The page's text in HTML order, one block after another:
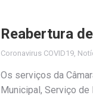
Reabertura
Coronavirus COVID19
Os serviços da
Municipal, Serviço de